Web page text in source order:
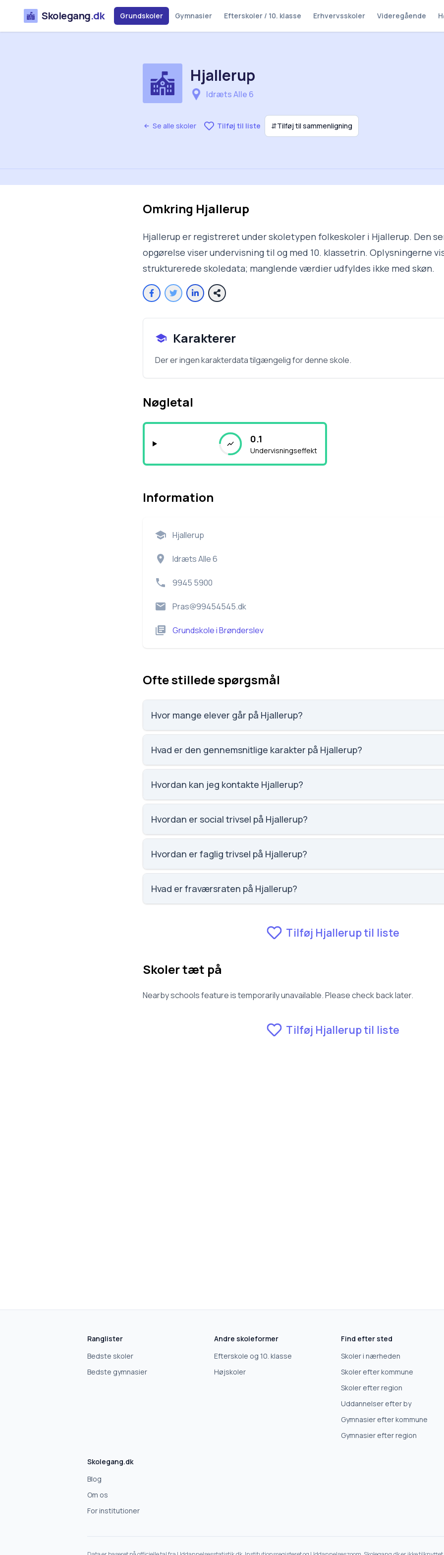
Skolegang.dk Grundskoler Gymnasier Efterskoler / 10. klasse Erhvervsskoler Videregående
Se alle skoler Tilføj til liste ⇵Tilføj til sammenligning
Hjallerup
Idræts Alle 6
Omkring Hjallerup
Hjallerup er registreret under skoletypen folkeskoler i Hjallerup. Den
opgørelse viser undervisning til og med 10. klassetrin. Oplysningerne
strukturerede skoledata; manglende værdier udfyldes ikke med skøn.
Karakterer
Der er ingen karakterdata tilgængelig for denne skole.
Nøgletal
0.1
Undervisningseffekt
Information
Hjallerup
Idræts Alle 6
9945 5900
Pras@99454545.dk
GrundskoleiBrønderslev
Ofte stillede spørgsmål
Hvor mange elever går på Hjallerup?
Vi har ikke data om elevtallet på Hjallerup.
Hvad er den gennemsnitlige karakter på Hjallerup?
Vi har ikke data om karaktergennemsnittet for Hjallerup.
Hvordan kan jeg kontakte Hjallerup?
Email: Pras@99454545.dk. Telefon: 9945 5900. Adresse: Idræts Alle 6.
Hvordan er social trivsel på Hjallerup?
Vi har ikke data om social trivsel for Hjallerup.
Hvordan er faglig trivsel på Hjallerup?
Vi har ikke data om faglig trivsel for Hjallerup.
Hvad er fraværsraten på Hjallerup?
Tilføj Hjallerup til liste
Skoler tæt på
Nearby schools feature is temporarily unavailable. Please check back later.
Tilføj Hjallerup til liste
Ranglister
Bedste skoler
Bedste gymnasier
Andre skoleformer
Efterskole og 10. klasse
Højskoler
Find efter sted
Skoler i nærheden
Skoler efter kommune
Skoler efter region
Uddannelser efter by
Gymnasier efter kommune
Gymnasier efter region
Skolegang.dk
Blog
Om os
For institutioner